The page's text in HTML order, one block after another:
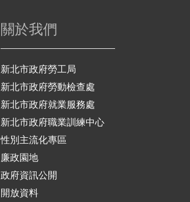
關於我們
新北市政府勞工局
新北市政府勞動檢查處
新北市政府就業服務處
新北市政府職業訓練中心
性別主流化專區
廉政園地
政府資訊公開
開放資料